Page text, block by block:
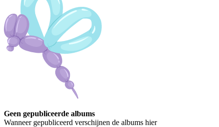
Geen gepubliceerde albums
Wanneer gepubliceerd verschijnen de albums hier